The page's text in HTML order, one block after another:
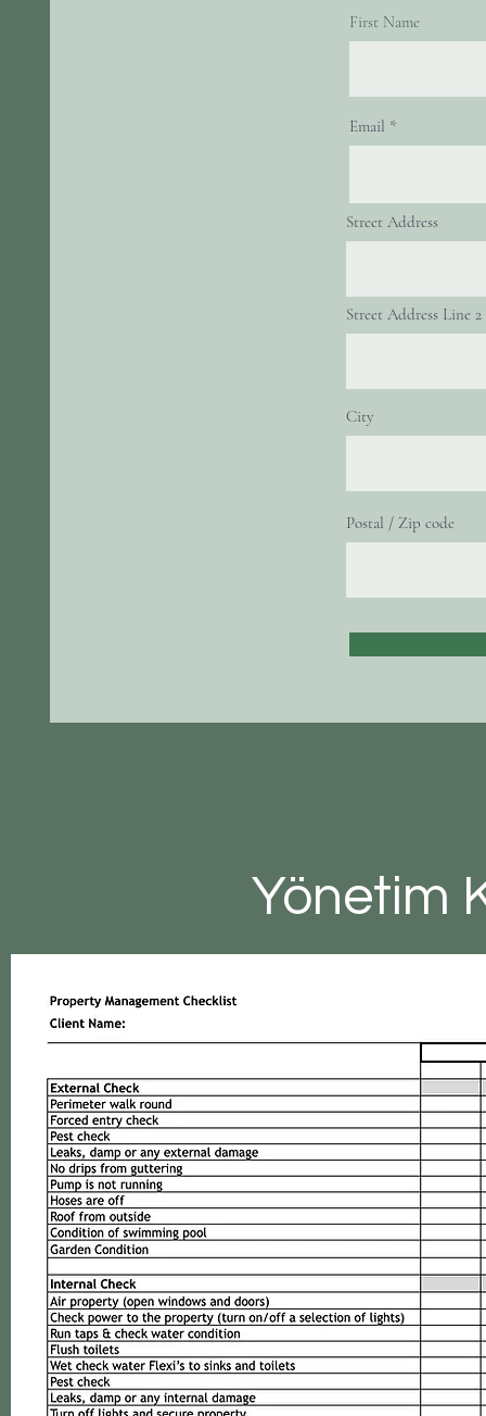
First Name
Email
Street Address
Street Address Line 2
City
Postal / Zip code
Yönetim